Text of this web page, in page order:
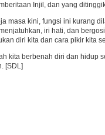
Injil, dan yang
masa kini, fungsi ini kurang
iri hati, dan
diri kita dan cara pikir kita
kita berbenah diri dan hidup
[SDL]